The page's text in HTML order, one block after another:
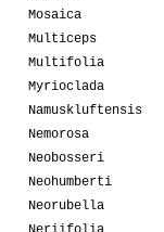
Mosaica
Multiceps
Multifolia
Myrioclada
Namuskluftensis
Nemorosa
Neobosseri
Neohumberti
Neorubella